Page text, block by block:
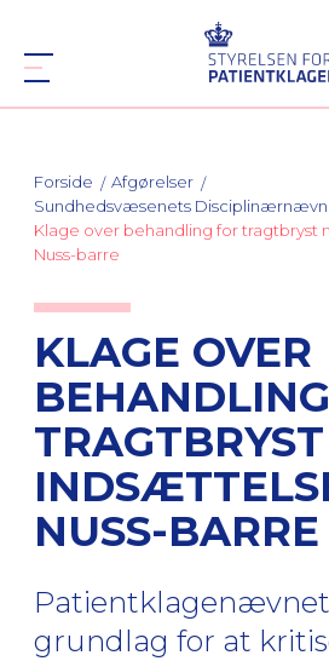
Forside
Afgørelser
Sundhedsvæsenets Disciplinærnævn
Klage over behandling for tragtbryst
Nuss-barre
KLAGE OVER
NUSS-BARRE
grundlag for at